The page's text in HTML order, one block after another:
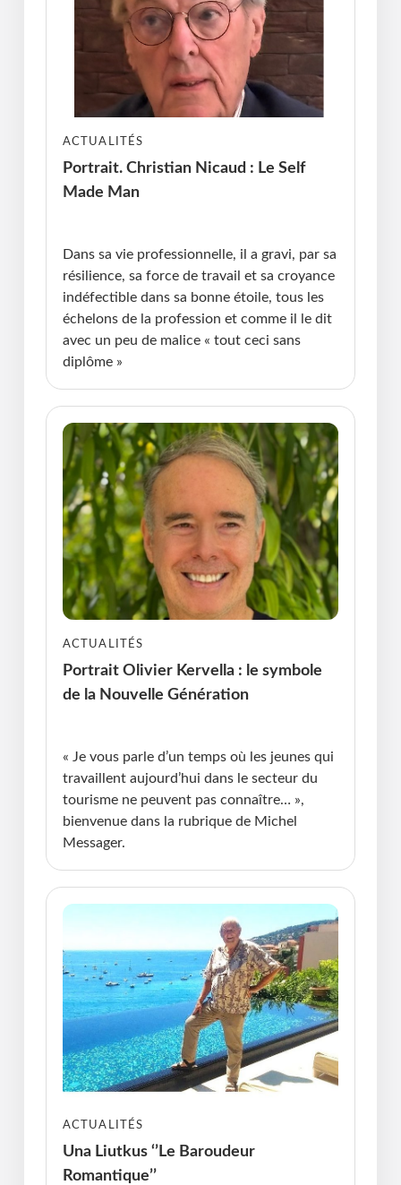
ACTUALITÉS
Portrait. Christian Nicaud : Le Self
Made Man
Dans sa vie professionnelle, il a gravi, par sa
résilience, sa force de travail et sa croyance
indéfectible dans sa bonne étoile, tous les
échelons de la profession et comme il le dit
avec un peu de malice « tout ceci sans
diplôme »
ACTUALITÉS
Portrait Olivier Kervella : le symbole
de la Nouvelle Génération
« Je vous parle d’un temps où les jeunes qui
travaillent aujourd’hui dans le secteur du
tourisme ne peuvent pas connaître… »,
bienvenue dans la rubrique de Michel
Messager.
ACTUALITÉS
Una Liutkus ‘’Le Baroudeur
Romantique’’